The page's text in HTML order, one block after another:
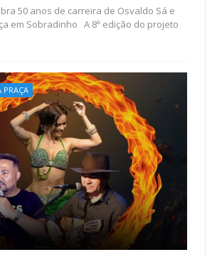
50 anos de carreira de Osvaldo Sá e
em Sobradinho ​A 8ª edição do projeto
PRAÇA